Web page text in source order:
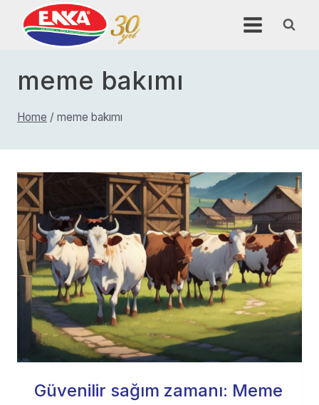
content
meme bakımı
Home / meme bakımı
Güvenilir sağım zamanı: Meme